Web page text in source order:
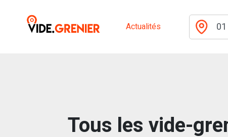
Actualités
Tous les vide-